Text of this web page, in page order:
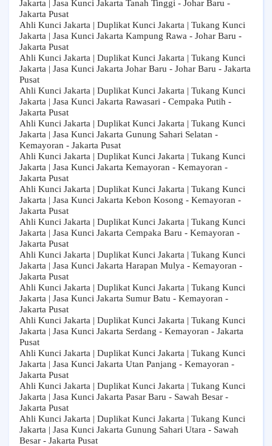
Jakarta | Jasa Kunci Jakarta Tanah Tinggi - Johar Baru -
Jakarta Pusat
Ahli Kunci Jakarta | Duplikat Kunci Jakarta | Tukang Kunci
Jakarta | Jasa Kunci Jakarta Kampung Rawa - Johar Baru -
Jakarta Pusat
Ahli Kunci Jakarta | Duplikat Kunci Jakarta | Tukang Kunci
Jakarta | Jasa Kunci Jakarta Johar Baru - Johar Baru - Jakarta
Pusat
Ahli Kunci Jakarta | Duplikat Kunci Jakarta | Tukang Kunci
Jakarta | Jasa Kunci Jakarta Rawasari - Cempaka Putih -
Jakarta Pusat
Ahli Kunci Jakarta | Duplikat Kunci Jakarta | Tukang Kunci
Jakarta | Jasa Kunci Jakarta Gunung Sahari Selatan -
Kemayoran - Jakarta Pusat
Ahli Kunci Jakarta | Duplikat Kunci Jakarta | Tukang Kunci
Jakarta | Jasa Kunci Jakarta Kemayoran - Kemayoran -
Jakarta Pusat
Ahli Kunci Jakarta | Duplikat Kunci Jakarta | Tukang Kunci
Jakarta | Jasa Kunci Jakarta Kebon Kosong - Kemayoran -
Jakarta Pusat
Ahli Kunci Jakarta | Duplikat Kunci Jakarta | Tukang Kunci
Jakarta | Jasa Kunci Jakarta Cempaka Baru - Kemayoran -
Jakarta Pusat
Ahli Kunci Jakarta | Duplikat Kunci Jakarta | Tukang Kunci
Jakarta | Jasa Kunci Jakarta Harapan Mulya - Kemayoran -
Jakarta Pusat
Ahli Kunci Jakarta | Duplikat Kunci Jakarta | Tukang Kunci
Jakarta | Jasa Kunci Jakarta Sumur Batu - Kemayoran -
Jakarta Pusat
Ahli Kunci Jakarta | Duplikat Kunci Jakarta | Tukang Kunci
Jakarta | Jasa Kunci Jakarta Serdang - Kemayoran - Jakarta
Pusat
Ahli Kunci Jakarta | Duplikat Kunci Jakarta | Tukang Kunci
Jakarta | Jasa Kunci Jakarta Utan Panjang - Kemayoran -
Jakarta Pusat
Ahli Kunci Jakarta | Duplikat Kunci Jakarta | Tukang Kunci
Jakarta | Jasa Kunci Jakarta Pasar Baru - Sawah Besar -
Jakarta Pusat
Ahli Kunci Jakarta | Duplikat Kunci Jakarta | Tukang Kunci
Jakarta | Jasa Kunci Jakarta Gunung Sahari Utara - Sawah
Besar - Jakarta Pusat